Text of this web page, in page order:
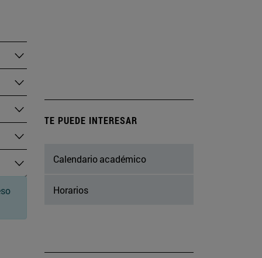
TE PUEDE INTERESAR
Calendario académico
Horarios